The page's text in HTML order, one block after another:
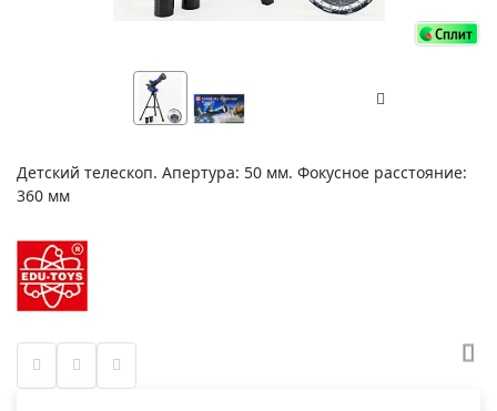
Детский телескоп. Апертура: 50 мм. Фокусное расстояние:
360 мм